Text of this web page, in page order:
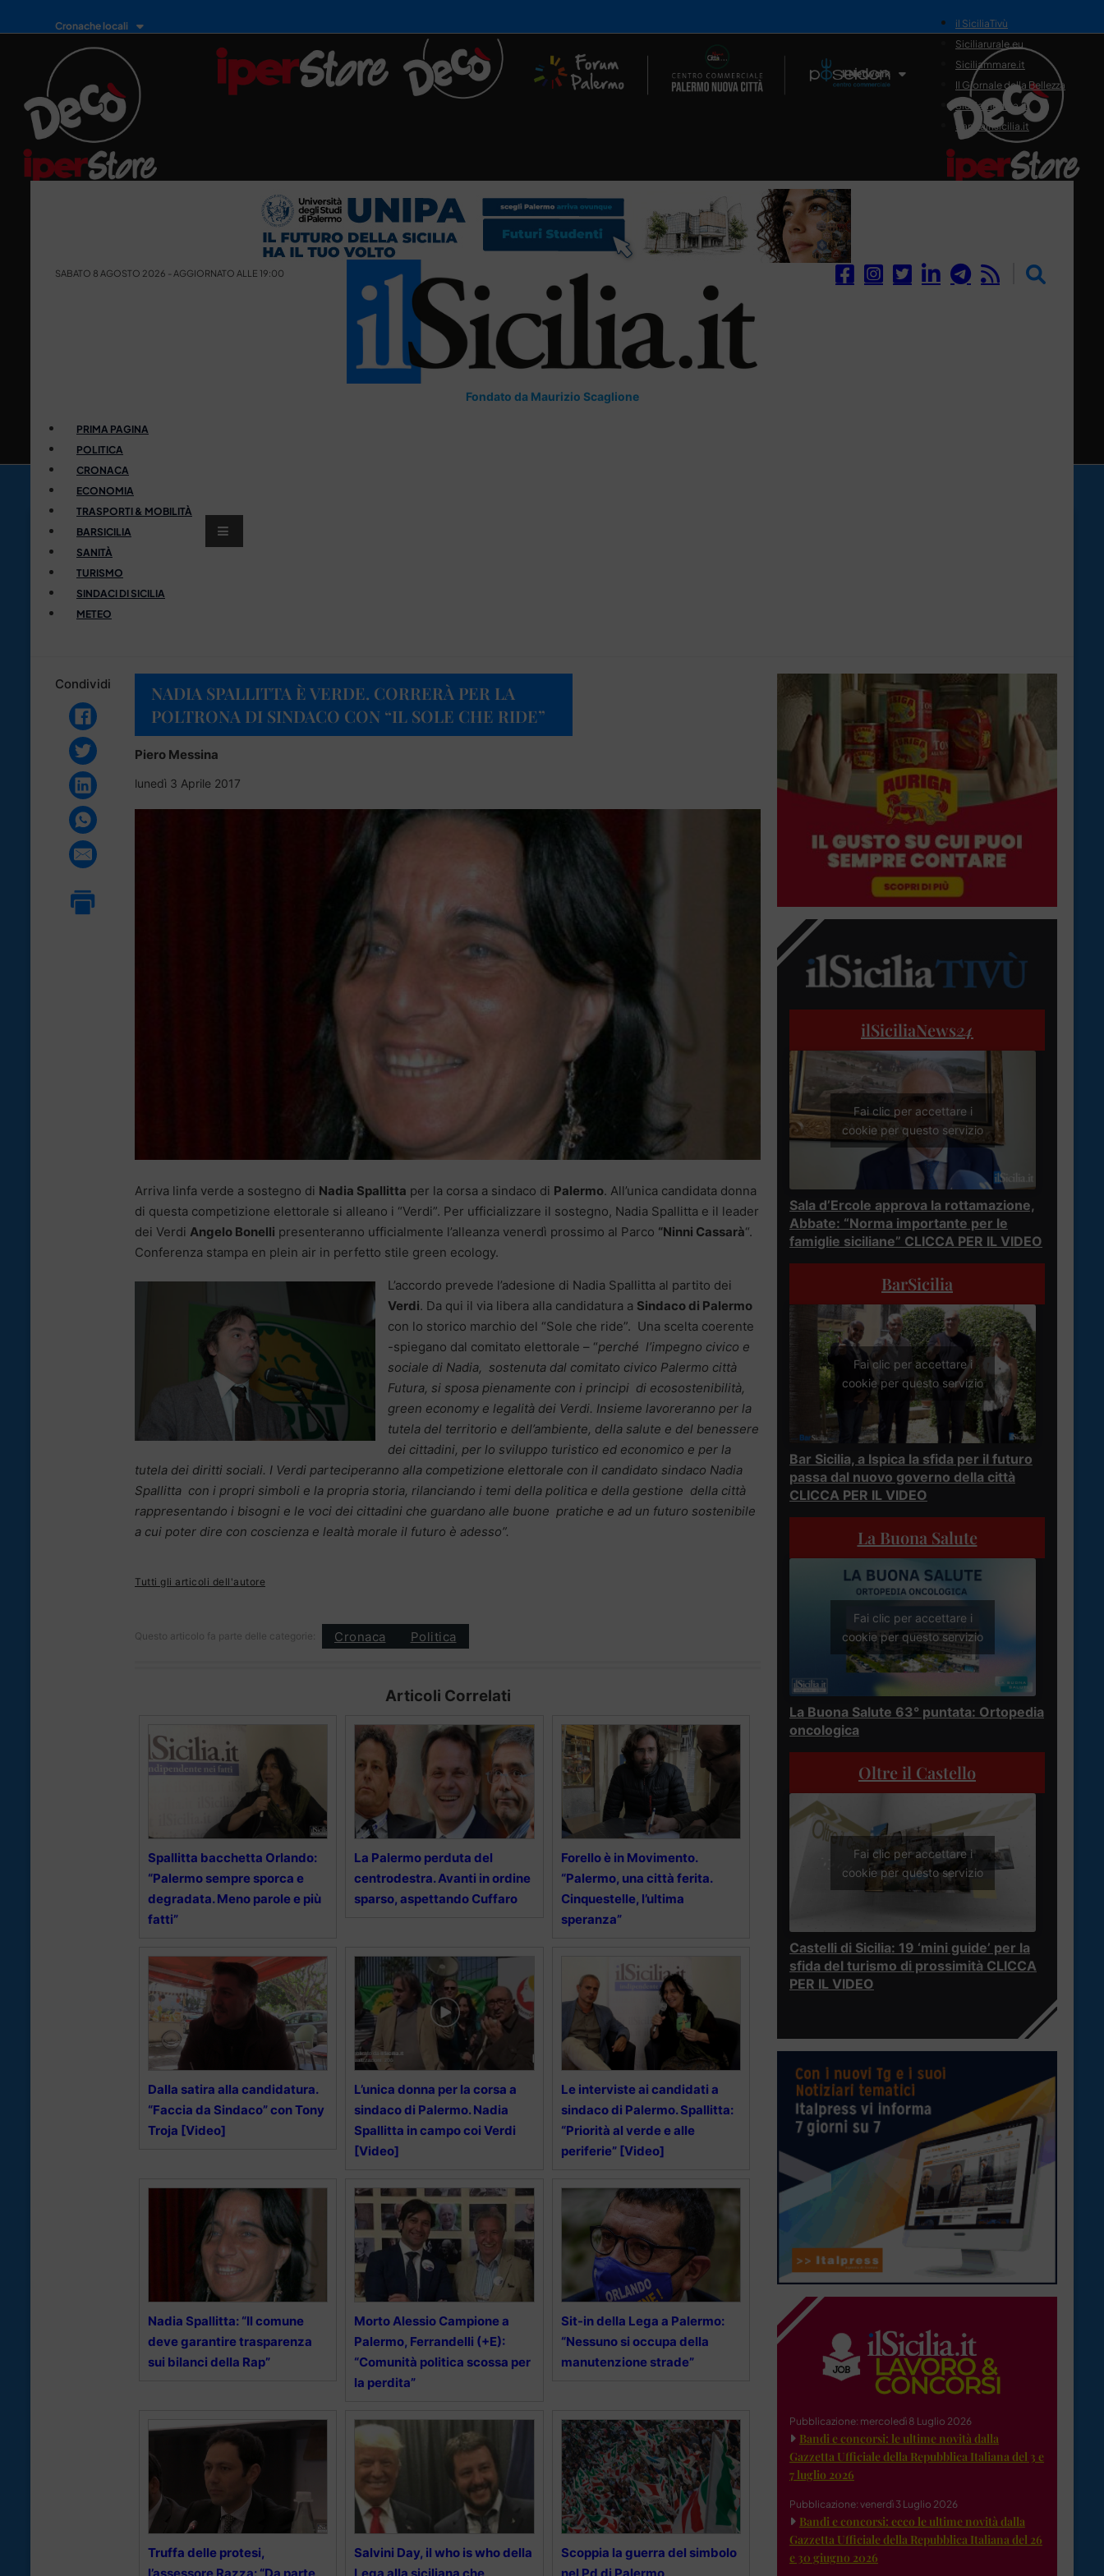
Cronache locali
Il Network
il SiciliaTivù
Siciliarurale.eu
Siciliammare.it
Il Giornale della Bellezza
Siciliamedica.it
Sanitainsicilia.it
SABATO 8 AGOSTO 2026 - AGGIORNATO ALLE 19:00
Fondato da Maurizio Scaglione
PRIMA PAGINA
POLITICA
CRONACA
ECONOMIA
TRASPORTI & MOBILITÀ
BARSICILIA
SANITÀ
TURISMO
SINDACI DI SICILIA
METEO
Condividi
NADIA SPALLITTA È VERDE. CORRERÀ PER LA
POLTRONA DI SINDACO CON “IL SOLE CHE RIDE”
Piero Messina
lunedì 3 Aprile 2017
Arriva linfa verde a sostegno di Nadia Spallitta per la corsa a sindaco di Palermo. All’unica candidata donna
di questa competizione elettorale si alleano i “Verdi”. Per ufficializzare il sostegno, Nadia Spallitta e il leader
dei Verdi Angelo Bonelli presenteranno ufficialmente l’alleanza venerdì prossimo al Parco “Ninni Cassarà“.
Conferenza stampa en plein air in perfetto stile green ecology.
L’accordo prevede l’adesione di Nadia Spallitta al partito dei
Verdi. Da qui il via libera alla candidatura a Sindaco di Palermo
con lo storico marchio del “Sole che ride”. Una scelta coerente
-spiegano dal comitato elettorale – “perché l’impegno civico e
sociale di Nadia, sostenuta dal comitato civico Palermo città
Futura, si sposa pienamente con i principi di ecosostenibilità,
green economy e legalità dei Verdi. Insieme lavoreranno per la
tutela del territorio e dell’ambiente, della salute e del benessere
dei cittadini, per lo sviluppo turistico ed economico e per la
tutela dei diritti sociali. I Verdi parteciperanno alla competizione elettorale con il candidato sindaco Nadia
Spallitta con i propri simboli e la propria storia, rilanciando i temi della politica e della gestione della città
rappresentando i bisogni e le voci dei cittadini che guardano alle buone pratiche e ad un futuro sostenibile
a cui poter dire con coscienza e lealtà morale il futuro è adesso”.
Tutti gli articoli dell'autore
Questo articolo fa parte delle categorie: Cronaca Politica
Articoli Correlati
Spallitta bacchetta Orlando:
“Palermo sempre sporca e
degradata. Meno parole e più
fatti”
La Palermo perduta del
centrodestra. Avanti in ordine
sparso, aspettando Cuffaro
Forello è in Movimento.
“Palermo, una città ferita.
Cinquestelle, l’ultima
speranza”
Dalla satira alla candidatura.
“Faccia da Sindaco” con Tony
Troja [Video]
L’unica donna per la corsa a
sindaco di Palermo. Nadia
Spallitta in campo coi Verdi
[Video]
Le interviste ai candidati a
sindaco di Palermo. Spallitta:
“Priorità al verde e alle
periferie” [Video]
Nadia Spallitta: “Il comune
deve garantire trasparenza
sui bilanci della Rap”
Morto Alessio Campione a
Palermo, Ferrandelli (+E):
“Comunità politica scossa per
la perdita”
Sit-in della Lega a Palermo:
“Nessuno si occupa della
manutenzione strade”
Truffa delle protesi,
Salvini Day, il who is who della
Scoppia la guerra del simbolo
ilSiciliaNews24
Fai clic per accettare i
cookie per questo servizio
Sala d’Ercole approva la rottamazione,
Abbate: “Norma importante per le
famiglie siciliane” CLICCA PER IL VIDEO
BarSicilia
Fai clic per accettare i
cookie per questo servizio
Bar Sicilia, a Ispica la sfida per il futuro
passa dal nuovo governo della città
CLICCA PER IL VIDEO
La Buona Salute
Fai clic per accettare i
cookie per questo servizio
La Buona Salute 63° puntata: Ortopedia
oncologica
Oltre il Castello
Fai clic per accettare i
cookie per questo servizio
Castelli di Sicilia: 19 ‘mini guide’ per la
sfida del turismo di prossimità CLICCA
PER IL VIDEO
Pubblicazione: mercoledì 8 Luglio 2026
Bandi e concorsi: le ultime novità dalla
Gazzetta Ufficiale della Repubblica Italiana del 3 e
7 luglio 2026
Pubblicazione: venerdì 3 Luglio 2026
Bandi e concorsi: ecco le ultime novità dalla
Gazzetta Ufficiale della Repubblica Italiana del 26
e 30 giugno 2026